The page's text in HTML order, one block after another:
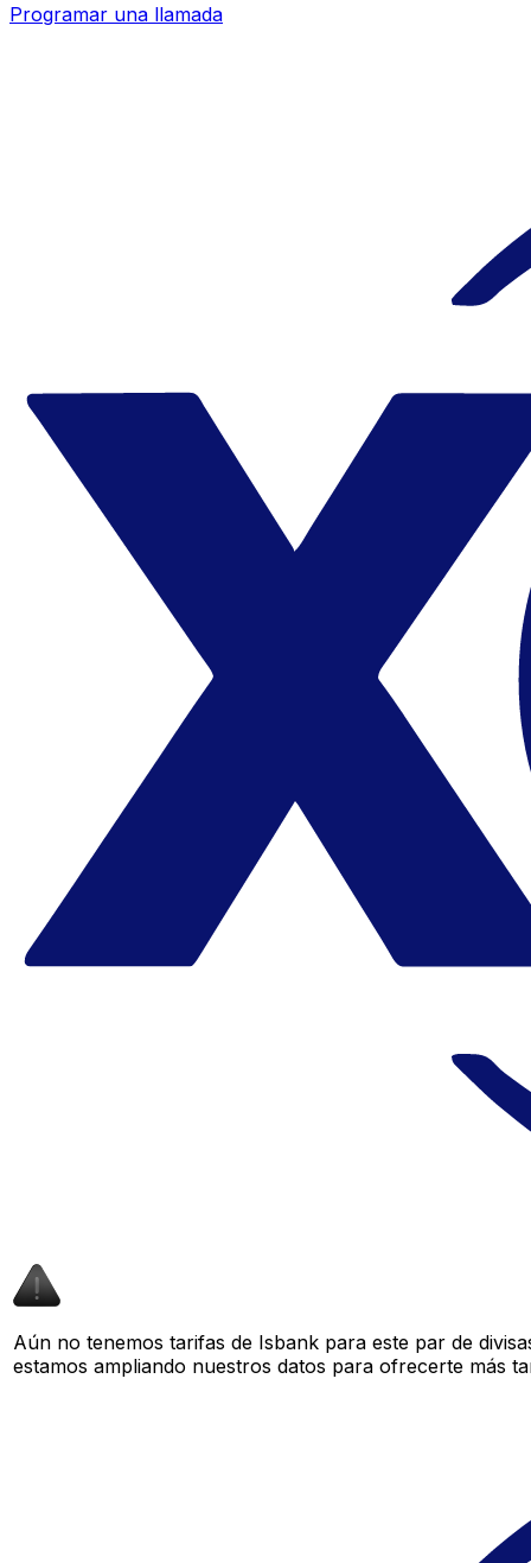
Programar una llamada
Aún no tenemos tarifas de Isbank para este par de
estamos ampliando nuestros datos para ofrecerte más